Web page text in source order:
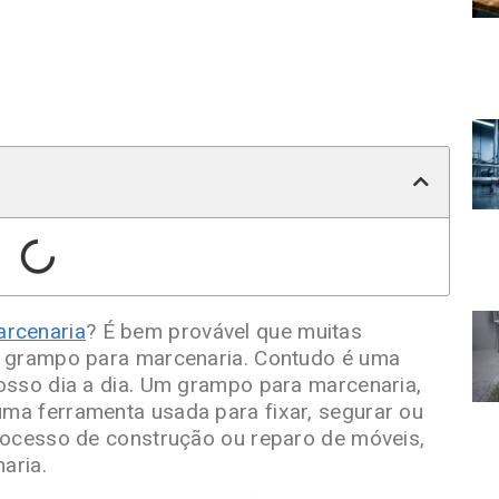
? É bem provável que muitas
para marcenaria. Contudo é uma
dia a dia. Um grampo para marcenaria,
ferramenta usada para fixar, segurar ou
de construção ou reparo de móveis,